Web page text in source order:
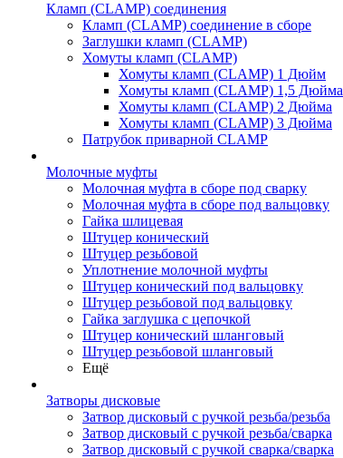
Кламп (CLAMP) соединения
Кламп (CLAMP) соединение в сборе
Заглушки кламп (CLAMP)
Хомуты кламп (CLAMP)
Хомуты кламп (CLAMP) 1 Дюйм
Хомуты кламп (CLAMP) 1,5 Дюйма
Хомуты кламп (CLAMP) 2 Дюйма
Хомуты кламп (CLAMP) 3 Дюйма
Патрубок приварной CLAMP
Молочные муфты
Молочная муфта в сборе под сварку
Молочная муфта в сборе под вальцовку
Гайка шлицевая
Штуцер конический
Штуцер резьбовой
Уплотнение молочной муфты
Штуцер конический под вальцовку
Штуцер резьбовой под вальцовку
Гайка заглушка с цепочкой
Штуцер конический шланговый
Штуцер резьбовой шланговый
Ещё
Затворы дисковые
Затвор дисковый с ручкой резьба/резьба
Затвор дисковый с ручкой резьба/сварка
Затвор дисковый с ручкой сварка/сварка